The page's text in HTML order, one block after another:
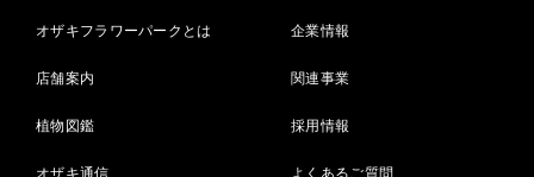
オザキフラワーパークとは
店舗案内
植物図鑑
オザキ通信
企業情報
関連事業
採用情報
よくあるご質問